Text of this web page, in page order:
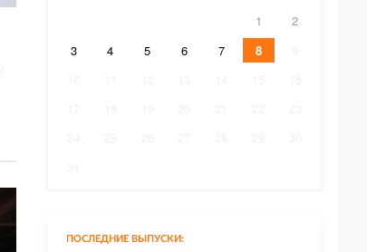
1
2
3
4 5 6 7 8
ПОСЛЕДНИЕ ВЫПУСКИ: